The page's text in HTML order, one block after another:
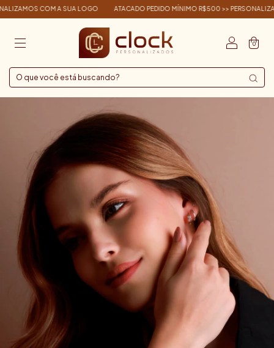
COM A SUA LOGO ATACADO PEDIDO MÍNIMO R$500 >>
0